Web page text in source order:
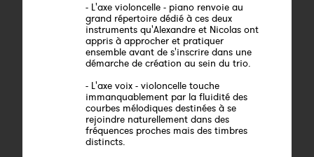
- L'axe violoncelle - piano renvoie au
grand répertoire dédié à ces deux
instruments qu'Alexandre et Nicolas ont
appris à approcher et pratiquer
ensemble avant de s'inscrire dans une
démarche de création au sein du trio.
- L'axe voix - violoncelle touche
immanquablement par la fluidité des
courbes mélodiques destinées à se
rejoindre naturellement dans des
fréquences proches mais des timbres
distincts.